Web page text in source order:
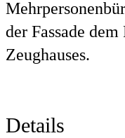
der Fassade
Zeughauses.
Details